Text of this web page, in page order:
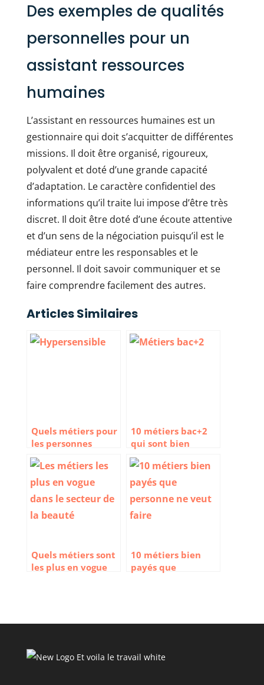
Des exemples de qualités
personnelles pour un
assistant ressources
humaines
L’assistant en ressources humaines est un
gestionnaire qui doit s’acquitter de différentes
missions. Il doit être organisé, rigoureux,
polyvalent et doté d’une grande capacité
d’adaptation. Le caractère confidentiel des
informations qu’il traite lui impose d’être très
discret. Il doit être doté d’une écoute attentive
et d’un sens de la négociation puisqu’il est le
médiateur entre les responsables et le
personnel. Il doit savoir communiquer et se
faire comprendre facilement des autres.
Articles Similaires
Quels métiers pour
les personnes
hypersensibles ?
10 métiers bac+2
qui sont bien
rémunérés
Quels métiers sont
les plus en vogue
10 métiers bien
payés que